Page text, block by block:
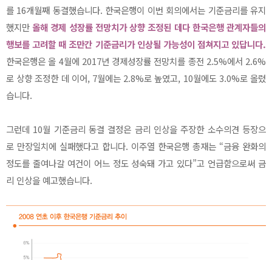
를 16개월째 동결했습니다. 한국은행이 이번 회의에서는 기준금리를 유지
했지만 올해 경제 성장률 전망치가 상향 조정된 데다 한국은행 관계자들의
행보를 고려할 때 조만간 기준금리가 인상될 가능성이 점쳐지고 있답니다.
한국은행은 올 4월에 2017년 경제성장률 전망치를 종전 2.5%에서 2.6%
로 상향 조정한 데 이어, 7월에는 2.8%로 높였고, 10월에도 3.0%로 올렸
습니다.
그런데 10월 기준금리 동결 결정은 금리 인상을 주장한 소수의견 등장으
로 만장일치에 실패했다고 합니다. 이주열 한국은행 총재는 “금융 완화의
정도를 줄여나갈 여건이 어느 정도 성숙돼 가고 있다”고 언급함으로써 금
리 인상을 예고했습니다.